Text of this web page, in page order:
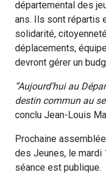
départemental des
ans. Ils sont répartis
solidarité,
déplacements,
devront gérer un
“Aujourd’hui au
destin commun au
conclu Jean-Louis
Prochaine
des Jeunes, le mardi
séance est publique.